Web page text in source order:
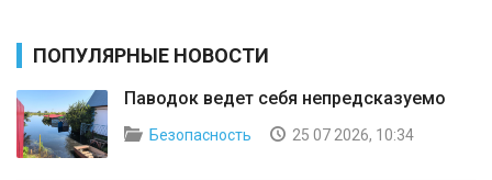
ПОПУЛЯРНЫЕ НОВОСТИ
Паводок ведет себя непредсказуемо
Безопасность 25 07 2026, 10:34